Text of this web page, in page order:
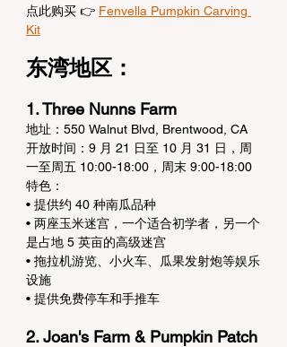
点此购买 👉 Fenvella Pumpkin Carving
Kit
东湾地区：
1. Three Nunns Farm
地址：550 Walnut Blvd, Brentwood, CA
开放时间：9 月 21 日至 10 月 31 日，周
一至周五 10:00-18:00，周末 9:00-18:00
特色：
• 提供约 40 种南瓜品种
• 两座玉米迷宫，一个适合初学者，另一个
是占地 5 英亩的高级迷宫
• 拖拉机游览、小火车、瓜果发射炮等娱乐
设施
• 提供免费停车和手推车
2. Joan's Farm & Pumpkin Patch